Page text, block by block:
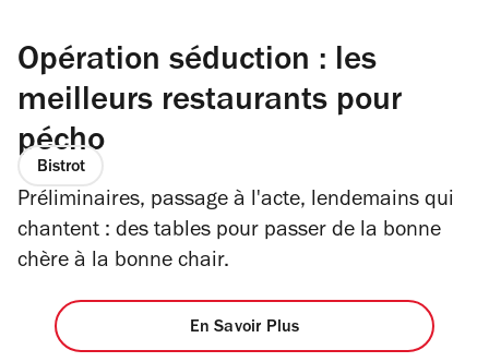
Opération séduction : les
meilleurs restaurants pour
pécho
Bistrot
Préliminaires, passage à l'acte, lendemains qui
chantent : des tables pour passer de la bonne
chère à la bonne chair.
En Savoir Plus